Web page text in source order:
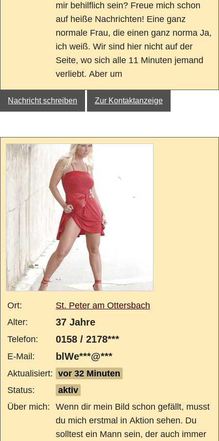
mir behilflich sein? Freue mich schon
auf heiße Nachrichten! Eine ganz
normale Frau, die einen ganz norma Ja,
ich weiß. Wir sind hier nicht auf der
Seite, wo sich alle 11 Minuten jemand
verliebt. Aber um
Nachricht schreiben Zur Kontaktanzeige
Ort:
St. Peter am Ottersbach
Alter:
37 Jahre
Telefon: 0158 / 2178***
E-Mail: blWe***@***
Aktualisiert: vor 32 Minuten
Status:
aktiv
Über mich:
Wenn dir mein Bild schon gefällt, musst
du mich erstmal in Aktion sehen. Du
solltest ein Mann sein, der auch immer